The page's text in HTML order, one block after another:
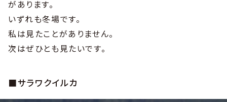
があります。
いずれも冬場です。
私は見たことがありません。
次はぜひとも見たいです。
■サラワクイルカ